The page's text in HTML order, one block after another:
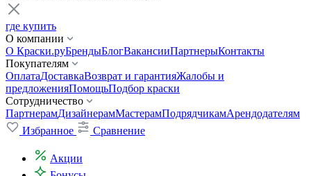
где купить
О компании
О Краски.руБрендыБлогВакансииПартнерыКонтакты
Покупателям
ОплатаДоставкаВозврат и гарантияЖалобы и
предложенияПомощьПодбор краски
Сотрудничество
ПартнерамДизайнерамМастерамПодрядчикамАрендодателям
Избранное
Сравнение
Акции